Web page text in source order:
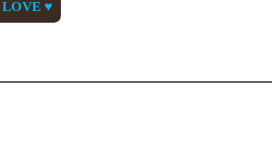
LOVE ♥